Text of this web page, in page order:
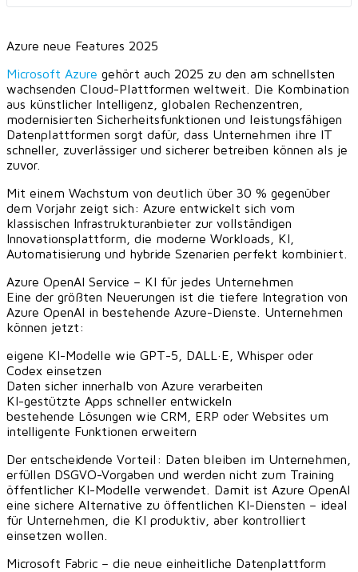
Azure neue Features 2025
Microsoft Azure gehört auch 2025 zu den am schnellsten
wachsenden Cloud-Plattformen weltweit. Die Kombination
aus künstlicher Intelligenz, globalen Rechenzentren,
modernisierten Sicherheitsfunktionen und leistungsfähigen
Datenplattformen sorgt dafür, dass Unternehmen ihre IT
schneller, zuverlässiger und sicherer betreiben können als je
zuvor.
Mit einem Wachstum von deutlich über 30 % gegenüber
dem Vorjahr zeigt sich: Azure entwickelt sich vom
klassischen Infrastrukturanbieter zur vollständigen
Innovationsplattform, die moderne Workloads, KI,
Automatisierung und hybride Szenarien perfekt kombiniert.
Azure OpenAI Service – KI für jedes Unternehmen
Eine der größten Neuerungen ist die tiefere Integration von
Azure OpenAI in bestehende Azure-Dienste. Unternehmen
können jetzt:
eigene KI-Modelle wie GPT-5, DALL·E, Whisper oder
Codex einsetzen
Daten sicher innerhalb von Azure verarbeiten
KI-gestützte Apps schneller entwickeln
bestehende Lösungen wie CRM, ERP oder Websites um
intelligente Funktionen erweitern
Der entscheidende Vorteil: Daten bleiben im Unternehmen,
erfüllen DSGVO-Vorgaben und werden nicht zum Training
öffentlicher KI-Modelle verwendet. Damit ist Azure OpenAI
eine sichere Alternative zu öffentlichen KI-Diensten – ideal
für Unternehmen, die KI produktiv, aber kontrolliert
einsetzen wollen.
Microsoft Fabric – die neue einheitliche Datenplattform